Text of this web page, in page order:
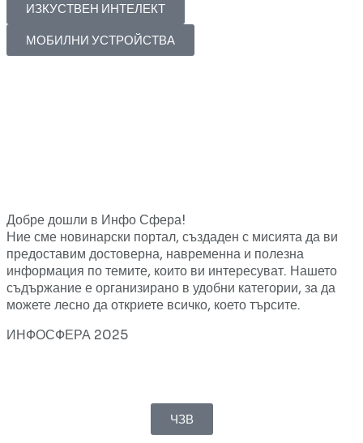
ИЗКУСТВЕН ИНТЕЛЕКТ
МОБИЛНИ УСТРОЙСТВА
Добре дошли в Инфо Сфера!
Ние сме новинарски портал, създаден с мисията да ви
предоставим достоверна, навременна и полезна
информация по темите, които ви интересуват. Нашето
съдържание е организирано в удобни категории, за да
можете лесно да откриете всичко, което търсите.
ИНФОСФЕРА 2025
ЧЗВ